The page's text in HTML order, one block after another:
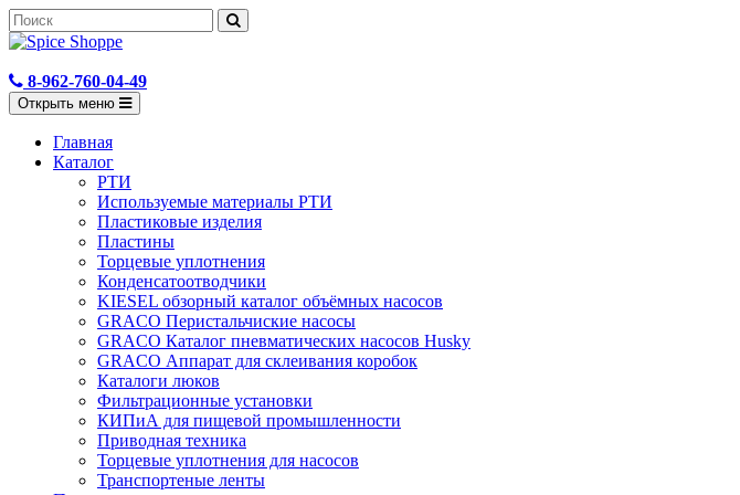
8-962-760-04-49
Открыть меню
Главная
Каталог
РТИ
Используемые материалы РТИ
Пластиковые изделия
Пластины
Торцевые уплотнения
Конденсатоотводчики
KIESEL обзорный каталог объёмных насосов
GRACO Перистальчиские насосы
GRACO Каталог пневматических насосов Husky
GRACO Аппарат для склеивания коробок
Каталоги люков
Фильтрационные установки
КИПиА для пищевой промышленности
Приводная техника
Торцевые уплотнения для насосов
Транспортеные ленты